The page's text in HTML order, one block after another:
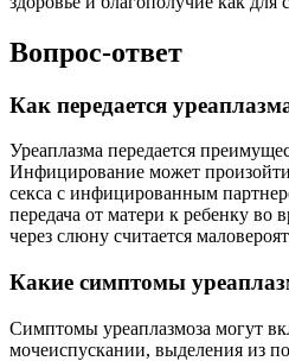
Вопрос-ответ
Как передается
Уреаплазма передается
Инфицирование может
секса с инфицированным
передача от матери к ребенку во
через слюну считается
Какие симптомы
Симптомы уреаплазмоза могут
мочеиспускании, выделения из